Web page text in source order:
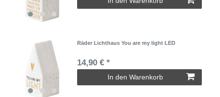
Räder Lichthaus You are my light LED
14,90 € *
In den Warenkorb